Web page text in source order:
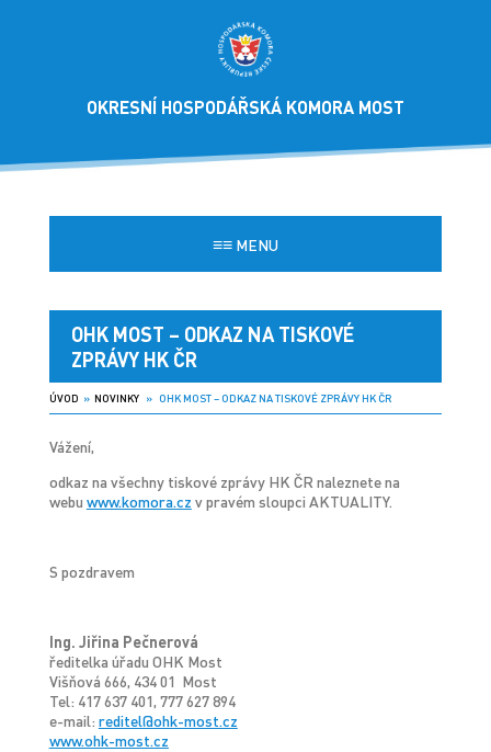
OKRESNÍ HOSPODÁŘSKÁ KOMORA MOST
≡≡MENU
OHK MOST – ODKAZ NA TISKOVÉ
ZPRÁVY HK ČR
ÚVOD » NOVINKY» OHK MOST – ODKAZ NA TISKOVÉ ZPRÁVY HK ČR
Vážení,
odkaz na všechny tiskové zprávy HK ČR naleznete na
webu www.komora.cz v pravém sloupci AKTUALITY.
S pozdravem
Ing. Jiřina Pečnerová
ředitelka úřadu OHK Most
Višňová 666, 434 01 Most
Tel: 417 637 401, 777 627 894
e-mail: reditel@ohk-most.cz
www.ohk-most.cz